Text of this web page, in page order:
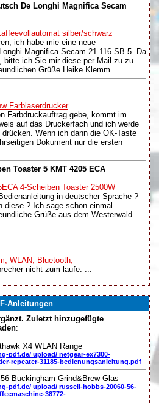
De Longhi Magnifica Secam
silber/schwarz
ich habe mie eine neue
Magnifica Secam 21.116.SB 5. Da
bitte ich Sie mir diese per Mail zu zu
Grüße Heike Klemm ...
Farblaserdrucker
Farbdruckauftrag gebe, kommt im
auf das Druckerfach und ich werde
Wenn ich dann die OK-Taste
Dokument nur die ersten
Toaster 5 KMT 4205 ECA
4-Scheiben Toaster 2500W
in deutscher Sprache ?
diese ? Ich sage schon einmal
Grüße aus dem Westerwald
WLAN, Bluetooth,
nicht zum laufe. ...
Anleitungen
Zuletzt hinzugefügte
:
X4 WLAN Range
pdf.de/ upload/ netgear-ex7300-
repeater-31185-bedienungsanleitung.pdf
Buckingham Grind&Brew Glas
pdf.de/ upload/ russell-hobbs-20060-56-
38772-